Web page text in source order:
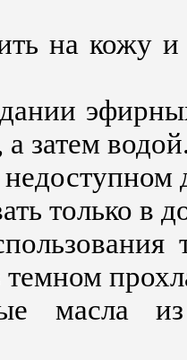
на кожу и
затем
только в
масла